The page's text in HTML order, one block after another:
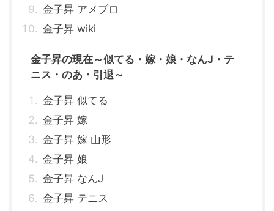
金子昇 アメブロ
金子昇 wiki
金子昇の現在～似てる・嫁・娘・なんJ・テ
ニス・のあ・引退～
金子昇 似てる
金子昇 嫁
金子昇 嫁 山形
金子昇 娘
金子昇 なんJ
金子昇 テニス